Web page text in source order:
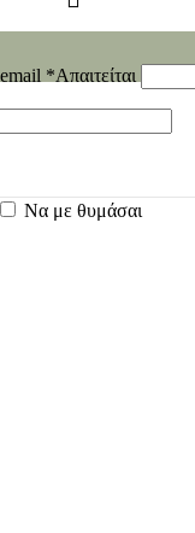
*Απαιτείται
Να με θυμάσαι